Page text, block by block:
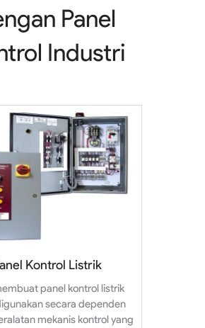
Panel
Industri
Kontrol Listrik
panel kontrol listrik
secara dependen
mekanis kontrol yang